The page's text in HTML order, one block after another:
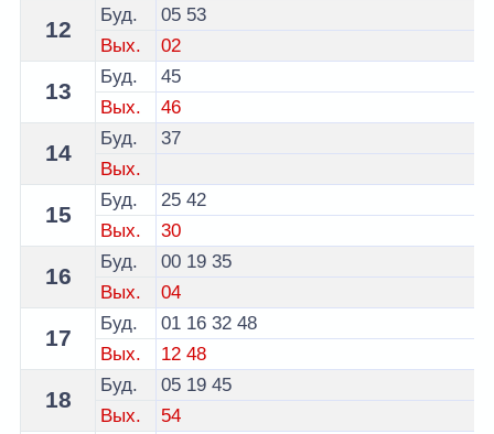
12
Буд. 05 53
Вых.
02
13
Буд.
45
Вых.
46
14
Буд.
37
Вых.
15
Буд. 25 42
Вых.
30
16
Буд. 00 19 35
Вых.
04
17
Буд. 01 16 32 48
Вых.
12 48
18
Буд. 05 19 45
Вых.
54